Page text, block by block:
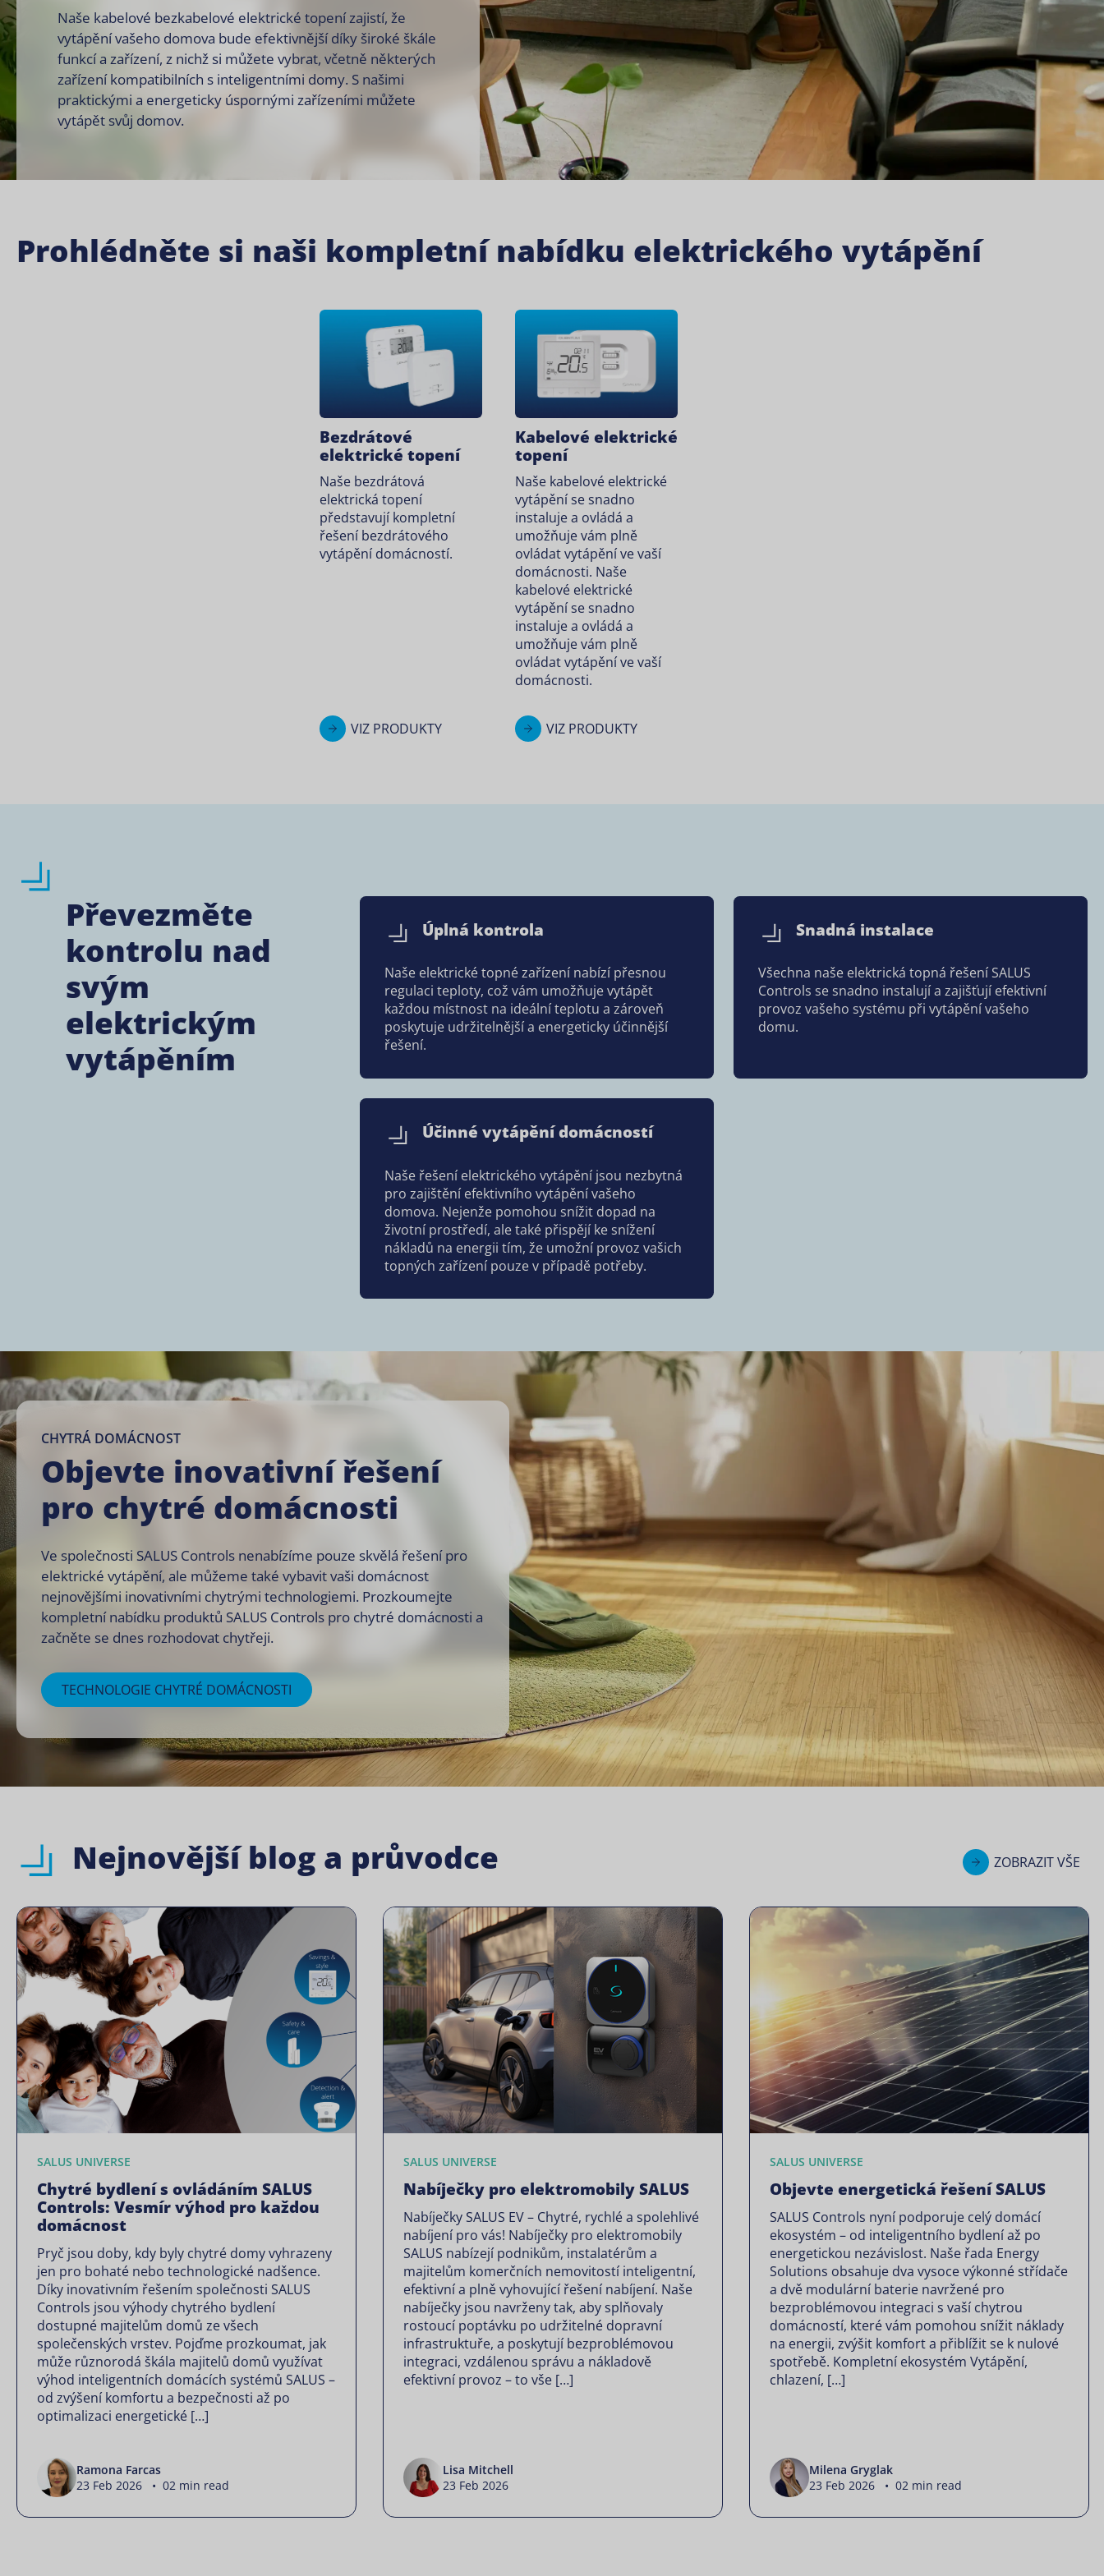
Naše kabelové bezkabelové elektrické topení zajistí, že
vytápění vašeho domova bude efektivnější díky široké škále
funkcí a zařízení, z nichž si můžete vybrat, včetně některých
zařízení kompatibilních s inteligentními domy. S našimi
praktickými a energeticky úspornými zařízeními můžete
vytápět svůj domov.
Prohlédněte si naši kompletní nabídku elektrického vytápění
Bezdrátové
elektrické topení
Naše bezdrátová
elektrická topení
představují kompletní
řešení bezdrátového
vytápění domácností.
VIZ PRODUKTY
Kabelové elektrické
topení
Naše kabelové elektrické
vytápění se snadno
instaluje a ovládá a
umožňuje vám plně
ovládat vytápění ve vaší
domácnosti. Naše
kabelové elektrické
vytápění se snadno
instaluje a ovládá a
umožňuje vám plně
ovládat vytápění ve vaší
domácnosti.
VIZ PRODUKTY
Převezměte
kontrolu nad
svým
elektrickým
vytápěním
Úplná kontrola
Naše elektrické topné zařízení nabízí přesnou
regulaci teploty, což vám umožňuje vytápět
každou místnost na ideální teplotu a zároveň
poskytuje udržitelnější a energeticky účinnější
řešení.
Snadná instalace
Všechna naše elektrická topná řešení SALUS
Controls se snadno instalují a zajišťují efektivní
provoz vašeho systému při vytápění vašeho
domu.
Účinné vytápění domácností
Naše řešení elektrického vytápění jsou nezbytná
pro zajištění efektivního vytápění vašeho
domova. Nejenže pomohou snížit dopad na
životní prostředí, ale také přispějí ke snížení
nákladů na energii tím, že umožní provoz vašich
topných zařízení pouze v případě potřeby.
CHYTRÁ DOMÁCNOST
Objevte inovativní řešení
pro chytré domácnosti
Ve společnosti SALUS Controls nenabízíme pouze skvělá řešení pro
elektrické vytápění, ale můžeme také vybavit vaši domácnost
nejnovějšími inovativními chytrými technologiemi. Prozkoumejte
kompletní nabídku produktů SALUS Controls pro chytré domácnosti a
začněte se dnes rozhodovat chytřeji.
TECHNOLOGIE CHYTRÉ DOMÁCNOSTI
Nejnovější blog a průvodce ZOBRAZIT VŠE
SALUS UNIVERSE
Chytré bydlení s ovládáním SALUS
Controls: Vesmír výhod pro každou
domácnost
Pryč jsou doby, kdy byly chytré domy vyhrazeny
jen pro bohaté nebo technologické nadšence.
Díky inovativním řešením společnosti SALUS
Controls jsou výhody chytrého bydlení
dostupné majitelům domů ze všech
společenských vrstev. Pojďme prozkoumat, jak
může různorodá škála majitelů domů využívat
výhod inteligentních domácích systémů SALUS –
od zvýšení komfortu a bezpečnosti až po
optimalizaci energetické […]
Ramona Farcas
23 Feb 2026 • 02 min read
SALUS UNIVERSE
Nabíječky pro elektromobily SALUS
Nabíječky SALUS EV – Chytré, rychlé a spolehlivé
nabíjení pro vás! Nabíječky pro elektromobily
SALUS nabízejí podnikům, instalatérům a
majitelům komerčních nemovitostí inteligentní,
efektivní a plně vyhovující řešení nabíjení. Naše
nabíječky jsou navrženy tak, aby splňovaly
rostoucí poptávku po udržitelné dopravní
infrastruktuře, a poskytují bezproblémovou
integraci, vzdálenou správu a nákladově
efektivní provoz – to vše […]
Lisa Mitchell
23 Feb 2026
SALUS UNIVERSE
Objevte energetická řešení SALUS
SALUS Controls nyní podporuje celý domácí
ekosystém – od inteligentního bydlení až po
energetickou nezávislost. Naše řada Energy
Solutions obsahuje dva vysoce výkonné střídače
a dvě modulární baterie navržené pro
bezproblémovou integraci s vaší chytrou
domácností, které vám pomohou snížit náklady
na energii, zvýšit komfort a přiblížit se k nulové
spotřebě. Kompletní ekosystém Vytápění,
chlazení, […]
Milena Gryglak
23 Feb 2026 • 02 min read